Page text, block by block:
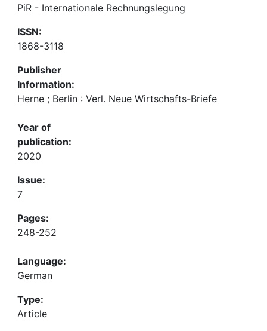
PiR - Internationale Rechnungslegung
ISSN:
1868-3118
Publisher
Information:
Herne ; Berlin : Verl. Neue Wirtschafts-Briefe
Year of
publication:
2020
Issue:
7
Pages:
248-252
Language:
German
Type:
Article